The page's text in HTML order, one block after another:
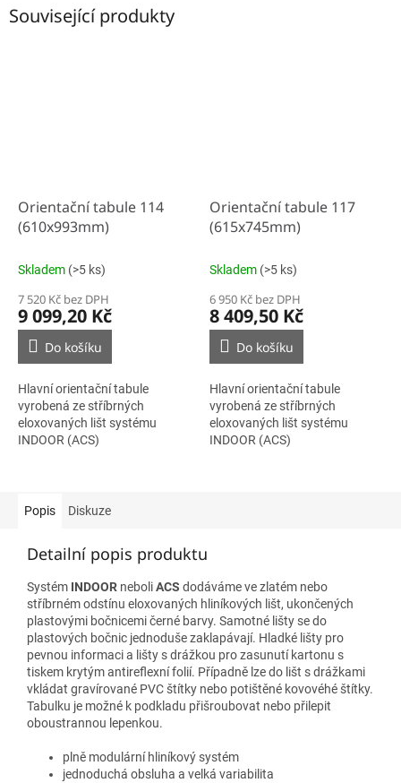
Související produkty
Orientační tabule 114
(610x993mm)
Skladem (>5 ks)
7 520 Kč bez DPH
9 099,20 Kč
Do košíku
Hlavní orientační tabule
vyrobená ze stříbrných
eloxovaných lišt systému
INDOOR (ACS)
Orientační tabule 117
(615x745mm)
Skladem (>5 ks)
6 950 Kč bez DPH
8 409,50 Kč
Do košíku
Hlavní orientační tabule
vyrobená ze stříbrných
eloxovaných lišt systému
INDOOR (ACS)
Popis Diskuze
Detailní popis produktu
Systém INDOOR neboliACS dodáváme ve zlatém nebo
stříbrném odstínu eloxovaných hliníkových lišt, ukončených
plastovými bočnicemi černé barvy. Samotné lišty se do
plastových bočnic jednoduše zaklapávají. Hladké lišty pro
pevnou informaci a lišty s drážkou pro zasunutí kartonu s
tiskem krytým antireflexní folií. Případně lze do lišt s drážkami
vkládat gravírované PVC štítky nebo potištěné kovovéhé štítky.
Tabulku je možné k podkladu přišroubovat nebo přilepit
oboustrannou lepenkou.
plně modulární hliníkový systém
jednoduchá obsluha a velká variabilita